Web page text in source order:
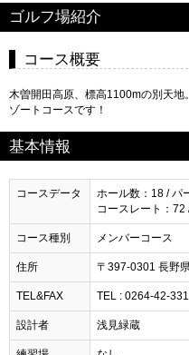
ゴルフ場紹介
コース概要
木曽開田高原、標高1100mの別天地
ゾートコースです！
基本情報
コースデータ
ホール数：18 / パ
コースレート：
コース種別 メンバーコース
住所 〒397-0301 長野
TEL&FAX TEL : 0264-42-
設計者 浅見緑蔵